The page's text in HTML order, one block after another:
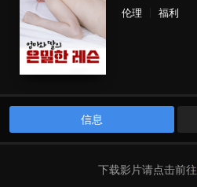
伦理
福利
信息
下载影片请点击前往